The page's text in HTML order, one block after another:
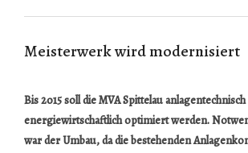
Meisterwerk wird modernisiert
Bis 2015 soll die MVA Spittelau
energiewirtschaftlich optimiert werden.
war der Umbau, da die bestehenden